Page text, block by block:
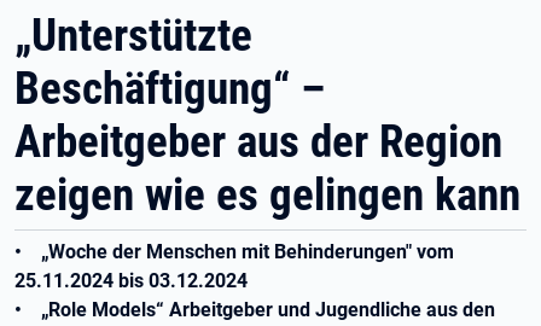
„Unterstützte
Beschäftigung“ –
Arbeitgeber aus der Region
zeigen wie es gelingen kann
• „Woche der Menschen mit Behinderungen" vom
25.11.2024 bis 03.12.2024
• „Role Models“ Arbeitgeber und Jugendliche aus den